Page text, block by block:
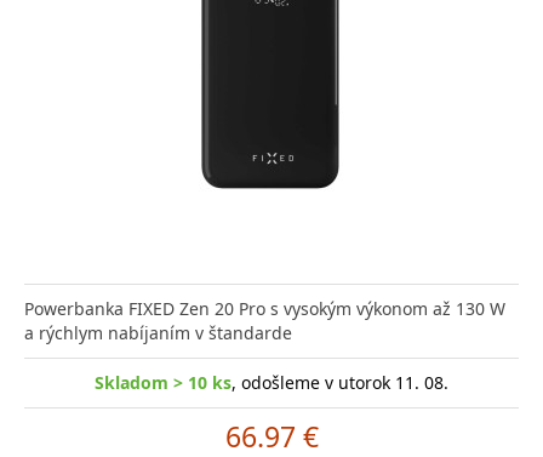
Powerbanka FIXED Zen 20 Pro s vysokým výkonom až 130 W
a rýchlym nabíjaním v štandarde
Skladom > 10 ks, odošleme v utorok 11. 08.
66.97 €